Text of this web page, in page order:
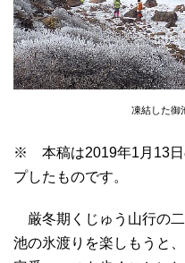
凍結した御
※ 本稿は2019年1月13日
プしたものです。
厳冬期くじゅう山行の
池の氷渡りを楽しもうと